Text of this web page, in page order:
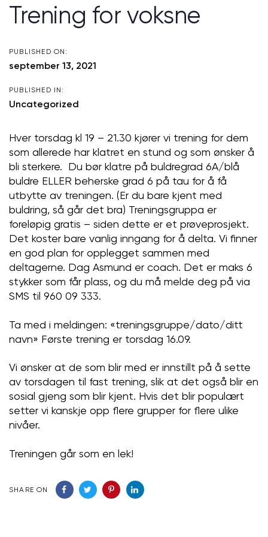
Trening for voksne
PUBLISHED ON:
september 13, 2021
PUBLISHED IN:
Uncategorized
Hver torsdag kl 19 – 21.30 kjører vi trening for dem
som allerede har klatret en stund og som ønsker å
bli sterkere. Du bør klatre på buldregrad 6A/blå
buldre ELLER beherske grad 6 på tau for å få
utbytte av treningen. (Er du bare kjent med
buldring, så går det bra) Treningsgruppa er
foreløpig gratis – siden dette er et prøveprosjekt.
Det koster bare vanlig inngang for å delta. Vi finner
en god plan for opplegget sammen med
deltagerne. Dag Asmund er coach. Det er maks 6
stykker som får plass, og du må melde deg på via
SMS til 960 09 333.
Ta med i meldingen: «treningsgruppe/dato/ditt
navn» Første trening er torsdag 16.09.
Vi ønsker at de som blir med er innstillt på å sette
av torsdagen til fast trening, slik at det også blir en
sosial gjeng som blir kjent. Hvis det blir populært
setter vi kanskje opp flere grupper for flere ulike
nivåer.
Treningen går som en lek!
SHARE ON